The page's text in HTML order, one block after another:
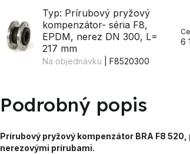
Typ: Prírubový pryžový
kompenzátor- séria F8,
EPDM, nerez DN 300, L=
217 mm
Na objednávku | F8520300
6
Podrobný popis
Prírubový pryžový kompenzátor BRA F8 520,
nerezovými prírubami.